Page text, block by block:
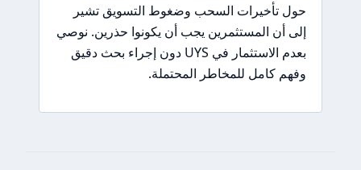
حول تأخيرات السحب وضغوط التسويق تشير
إلى أن المستثمرين يجب أن يكونوا حذرين. نوصي
بعدم الاستثمار في UYS دون إجراء بحث دقيق
وفهم كامل للمخاطر المحتملة.